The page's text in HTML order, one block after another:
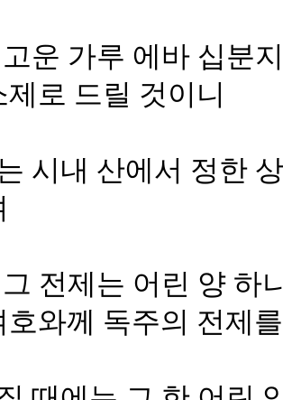
운 가루 에바 십분
로 드릴 것이니
시내 산에서 정한
전제는 어린 양 하
호와께 독주의 전제